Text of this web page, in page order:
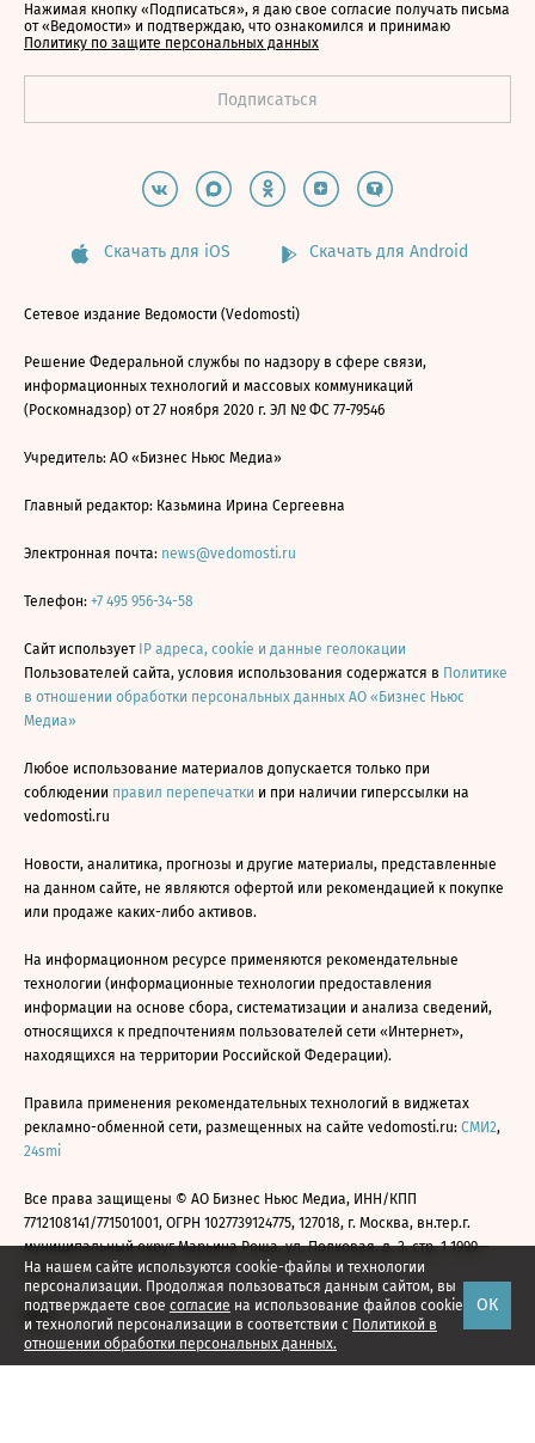
На нашем сайте используются cookie-файлы и технологии
персонализации. Продолжая пользоваться данным сайтом, вы
подтверждаете свое согласие на использование файлов cookie
и технологий персонализации в соответствии с Политикой в
отношении обработки персональных данных.
ОК
Нажимая кнопку «Подписаться», я даю свое согласие получать письма
от «Ведомости» и подтверждаю, что ознакомился и принимаю
Политику по защите персональных данных
Скачать для iOS Скачать для Android
Сетевое издание Ведомости (Vedomosti)
Решение Федеральной службы по надзору в сфере связи,
информационных технологий и массовых коммуникаций
(Роскомнадзор) от 27 ноября 2020 г. ЭЛ № ФС 77-79546
Учредитель: АО «Бизнес Ньюс Медиа»
Главный редактор: Казьмина Ирина Сергеевна
Электронная почта: news@vedomosti.ru
Телефон: +7 495 956-34-58
Сайт использует IP адреса, cookie и данные геолокации
Пользователей сайта, условия использования содержатся в Политике
в отношении обработки персональных данных АО «Бизнес Ньюс
Медиа»
Любое использование материалов допускается только при
соблюдении правил перепечатки и при наличии гиперссылки на
vedomosti.ru
Новости, аналитика, прогнозы и другие материалы, представленные
на данном сайте, не являются офертой или рекомендацией к покупке
или продаже каких-либо активов.
На информационном ресурсе применяются рекомендательные
технологии (информационные технологии предоставления
информации на основе сбора, систематизации и анализа сведений,
относящихся к предпочтениям пользователей сети «Интернет»,
находящихся на территории Российской Федерации).
Правила применения рекомендательных технологий в виджетах
рекламно-обменной сети, размещенных на сайте vedomosti.ru: СМИ2,
24smi
Все права защищены © АО Бизнес Ньюс Медиа, ИНН/КПП
7712108141/771501001, ОГРН 1027739124775, 127018, г. Москва, вн.тер.г.
муниципальный округ Марьина Роща, ул. Полковая, д. 3, стр. 1 1999—
2026